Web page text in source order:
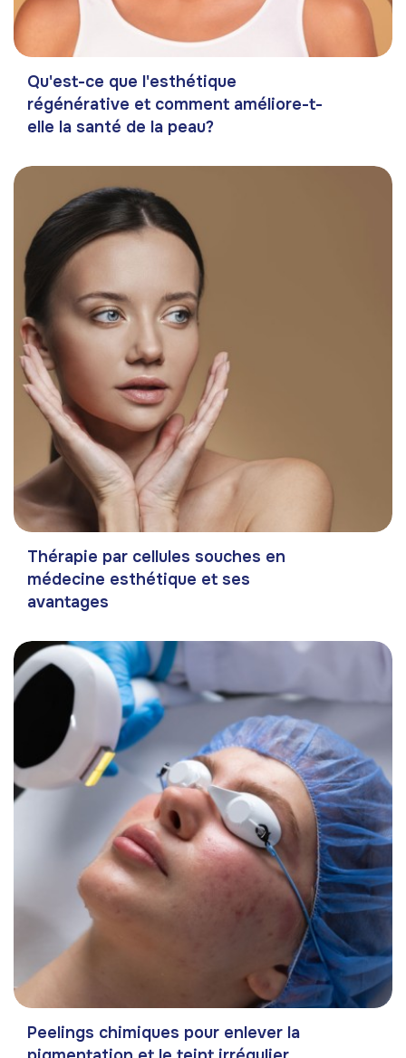
Qu'est-ce que l'esthétique
régénérative et comment améliore-t-
elle la santé de la peau?
Thérapie par cellules souches en
médecine esthétique et ses
avantages
Peelings chimiques pour enlever la